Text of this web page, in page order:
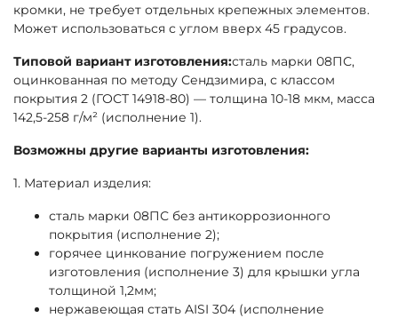
кромки, не требует отдельных крепежных элементов.
Может использоваться с углом вверх 45 градусов.
Типовой вариант изготовления:сталь марки 08ПС,
оцинкованная по методу Сендзимира, с классом
покрытия 2 (ГОСТ 14918-80) — толщина 10-18 мкм, масса
142,5-258 г/м² (исполнение 1).
Возможны другие варианты изготовления:
1. Материал изделия:
сталь марки 08ПС без антикоррозионного
покрытия (исполнение 2);
горячее цинкование погружением после
изготовления (исполнение 3) для крышки угла
толщиной 1,2мм;
нержавеющая стать AISI 304 (исполнение